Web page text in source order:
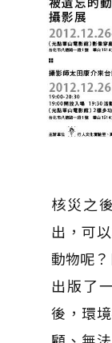
核災之
出，可
動物呢
出版了
後，環